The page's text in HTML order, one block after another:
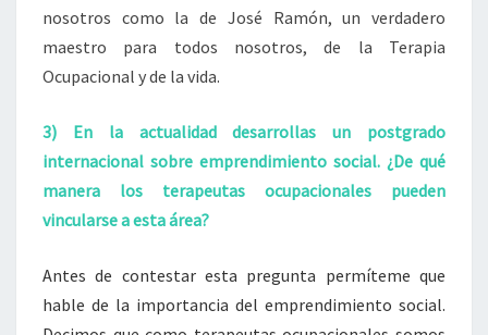
nosotros como la de José Ramón, un verdadero
maestro para todos nosotros, de la Terapia
Ocupacional y de la vida.
3) En la actualidad desarrollas un postgrado
internacional sobre emprendimiento social. ¿De qué
manera los terapeutas ocupacionales pueden
vincularse a esta área?
Antes de contestar esta pregunta permíteme que
hable de la importancia del emprendimiento social.